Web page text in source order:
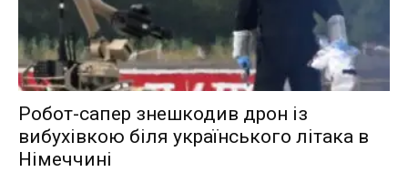
Робот-сапер знешкодив дрон із
вибухівкою біля українського літака в
Німеччині